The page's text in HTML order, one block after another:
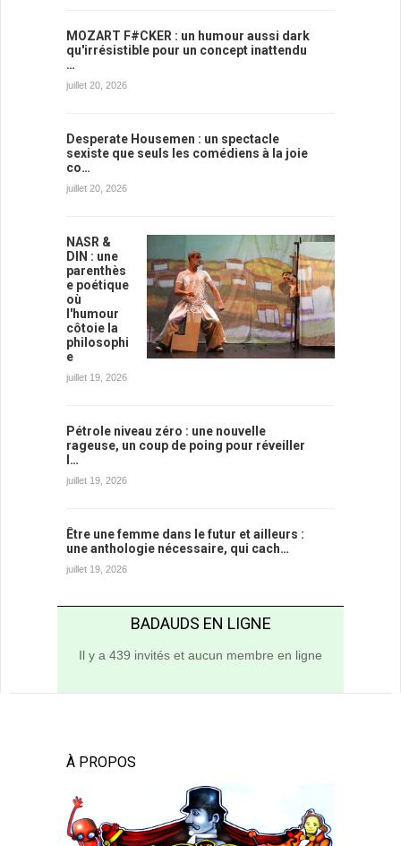
MOZART F#CKER : un humour aussi dark
qu'irrésistible pour un concept inattendu
…
juillet 20, 2026
Desperate Housemen : un spectacle
sexiste que seuls les comédiens à la joie
co…
juillet 20, 2026
NASR &
DIN : une
parenthès
e poétique
où
l'humour
côtoie la
philosophi
e
juillet 19, 2026
Pétrole niveau zéro : une nouvelle
rageuse, un coup de poing pour réveiller
l…
juillet 19, 2026
Être une femme dans le futur et ailleurs :
une anthologie nécessaire, qui cach…
juillet 19, 2026
BADAUDS EN LIGNE
Il y a 439 invités et aucun membre en ligne
À PROPOS